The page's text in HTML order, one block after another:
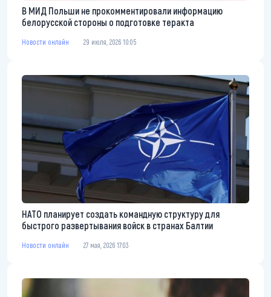
В МИД Польши не прокомментировали информацию
белорусской стороны о подготовке теракта
Новости онлайн 29 июля, 2026 10:05
НАТО планирует создать командную структуру для
быстрого развертывания войск в странах Балтии
Новости онлайн 27 мая, 2026 17:03